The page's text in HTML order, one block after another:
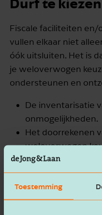
Toestemming
Fiscale faciliteiten en/
vullen elkaar niet
óók uitsluiten. Het is
je weloverwogen
ondersteunen en
De inventarisatie
onmogelijkheden.
Het doorrekenen
weloverwogen
Het formuleren en
van je keuze.
De verwerking in
aangifte